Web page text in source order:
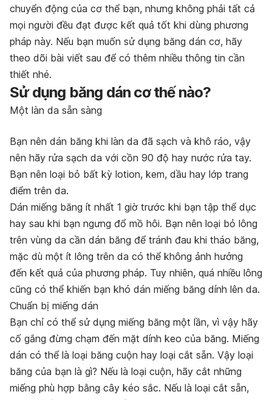
chuyển động của cơ thể bạn, nhưng không phải tất cả
mọi người đều đạt được kết quả tốt khi dùng phương
pháp này. Nếu bạn muốn sử dụng băng dán cơ, hãy
theo dõi bài viết sau để có thêm nhiều thông tin cần
thiết nhé.
Sử dụng băng dán cơ thế nào?
Một làn da sẵn sàng
Bạn nên dán băng khi làn da đã sạch và khô ráo, vậy
nên hãy rửa sạch da với cồn 90 độ hay nước rửa tay.
Bạn nên loại bỏ bất kỳ lotion, kem, dầu hay lớp trang
điểm trên da.
Dán miếng băng ít nhất 1 giờ trước khi bạn tập thể dục
hay sau khi bạn ngưng đổ mồ hôi. Bạn nên loại bỏ lông
trên vùng da cần dán băng để tránh đau khi tháo băng,
mặc dù một ít lông trên da có thể không ảnh hưởng
đến kết quả của phương pháp. Tuy nhiên, quá nhiều lông
cũng có thể khiến bạn khó dán miếng băng dính lên da.
Chuẩn bị miếng dán
Bạn chỉ có thể sử dụng miếng băng một lần, vì vậy hãy
cố gắng đừng chạm đến mặt dính keo của băng. Miếng
dán có thể là loại băng cuộn hay loại cắt sẵn. Vậy loại
băng của bạn là gì? Nếu là loại cuộn, hãy cắt những
miếng phù hợp bằng cây kéo sắc. Nếu là loại cắt sẵn,